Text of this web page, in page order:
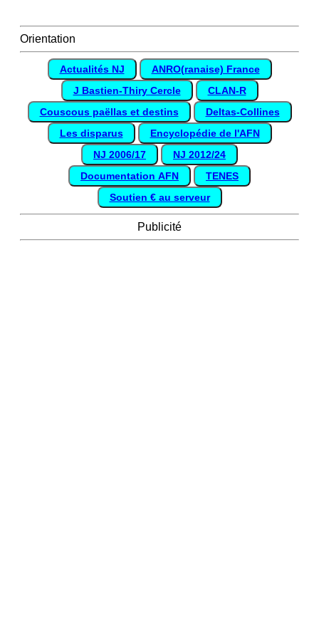
Orientation
Actualités NJ
ANRO(ranaise) France
J Bastien-Thiry Cercle
CLAN-R
Couscous paëllas et destins
Deltas-Collines
Les disparus
Encyclopédie de l'AFN
NJ 2006/17
NJ 2012/24
Documentation AFN
TENES
Soutien € au serveur
Publicité